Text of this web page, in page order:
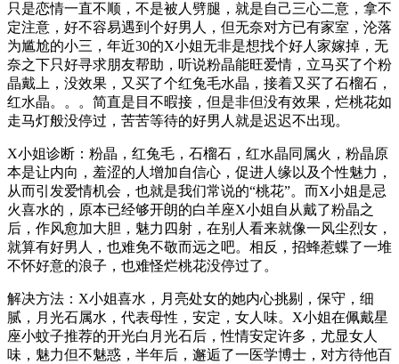
只是恋情一直不顺，不是被人劈腿，就是自己三心二意，拿不
定注意，好不容易遇到个好男人，但无奈对方已有家室，沦落
为尴尬的小三，年近30的X小姐无非是想找个好人家嫁掉，无
奈之下只好寻求朋友帮助，听说粉晶能旺爱情，立马买了个粉
晶戴上，没效果，又买了个红兔毛水晶，接着又买了石榴石，
红水晶。。。简直是目不暇接，但是非但没有效果，烂桃花如
走马灯般没停过，苦苦等待的好男人就是迟迟不出现。
X小姐诊断：粉晶，红兔毛，石榴石，红水晶同属火，粉晶原
本是让内向，羞涩的人增加自信心，促进人缘以及个性魅力，
从而引发爱情机会，也就是我们常说的“桃花”。而X小姐是忌
火喜水的，原本已经够开朗的白羊座X小姐自从戴了粉晶之
后，作风愈加大胆，魅力四射，在别人看来就像一风尘烈女，
就算有好男人，也难免不敬而远之吧。相反，招蜂惹蝶了一堆
不怀好意的浪子，也难怪烂桃花没停过了。
解决方法：X小姐喜水，月亮处女的她内心挑剔，保守，细
腻，月光石属水，代表母性，安定，女人味。X小姐在佩戴星
座小蚊子推荐的开光白月光石后，性情安定许多，尤显女人
味，魅力但不魅惑，半年后，邂逅了一医学博士，对方待他百